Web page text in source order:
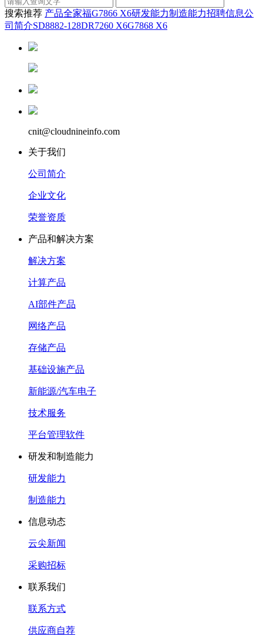
搜索推荐 产品全家福G7866 X6研发能力制造能力招聘信息公
司简介SD8882-128DR7260 X6G7868 X6
cnit@cloudnineinfo.com
关于我们
公司简介
企业文化
荣誉资质
产品和解决方案
解决方案
计算产品
AI部件产品
网络产品
存储产品
基础设施产品
新能源/汽车电子
技术服务
平台管理软件
研发和制造能力
研发能力
制造能力
信息动态
云尖新闻
采购招标
联系我们
联系方式
供应商自荐